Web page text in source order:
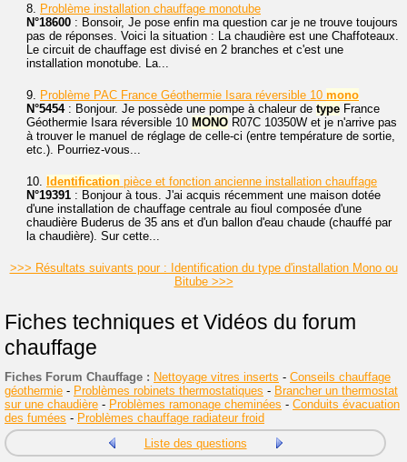
8. Problème installation chauffage monotube
N°18600 : Bonsoir, Je pose enfin ma question car je ne trouve toujours
pas de réponses. Voici la situation : La chaudière est une Chaffoteaux.
Le circuit de chauffage est divisé en 2 branches et c'est une
installation monotube. La...
9. Problème PAC France Géothermie Isara réversible 10 mono
N°5454: Bonjour. Je possède une pompe à chaleur de type France
Géothermie Isara réversible 10 MONO R07C 10350W et je n'arrive pas
à trouver le manuel de réglage de celle-ci (entre température de sortie,
etc.). Pourriez-vous...
10. Identification pièce et fonction ancienne installation chauffage
N°19391 : Bonjour à tous. J'ai acquis récemment une maison dotée
d'une installation de chauffage centrale au fioul composée d'une
chaudière Buderus de 35 ans et d'un ballon d'eau chaude (chauffé par
la chaudière). Sur cette...
>>> Résultats suivants pour : Identification du type d'installation Mono ou
Bitube >>>
Fiches techniques et Vidéos du forum
chauffage
Fiches Forum Chauffage : Nettoyage vitres inserts - Conseils chauffage
géothermie - Problèmes robinets thermostatiques - Brancher un thermostat
sur une chaudière - Problèmes ramonage cheminées - Conduits évacuation
des fumées - Problèmes chauffage radiateur froid
Liste des questions